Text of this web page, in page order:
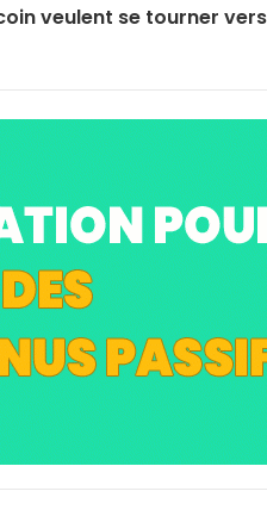
veulent se tourner